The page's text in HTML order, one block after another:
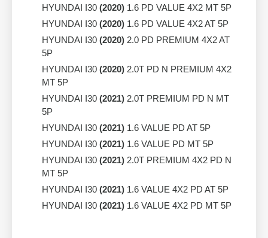
HYUNDAI I30 (2020) 1.6 PD VALUE 4X2 MT 5P
HYUNDAI I30 (2020) 1.6 PD VALUE 4X2 AT 5P
HYUNDAI I30 (2020) 2.0 PD PREMIUM 4X2 AT
5P
HYUNDAI I30 (2020) 2.0T PD N PREMIUM 4X2
MT 5P
HYUNDAI I30 (2021) 2.0T PREMIUM PD N MT
5P
HYUNDAI I30 (2021) 1.6 VALUE PD AT 5P
HYUNDAI I30 (2021) 1.6 VALUE PD MT 5P
HYUNDAI I30 (2021) 2.0T PREMIUM 4X2 PD N
MT 5P
HYUNDAI I30 (2021) 1.6 VALUE 4X2 PD AT 5P
HYUNDAI I30 (2021) 1.6 VALUE 4X2 PD MT 5P